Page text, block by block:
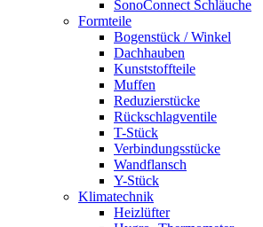
SonoConnect Schläuche
Formteile
Bogenstück / Winkel
Dachhauben
Kunststoffteile
Muffen
Reduzierstücke
Rückschlagventile
T-Stück
Verbindungsstücke
Wandflansch
Y-Stück
Klimatechnik
Heizlüfter